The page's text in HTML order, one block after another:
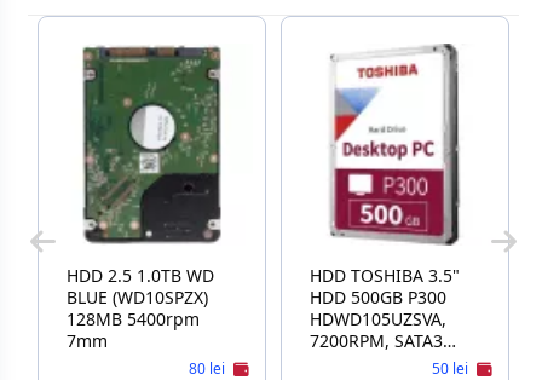
HDD 2.5 1.0TB WD
BLUE (WD10SPZX)
128MB 5400rpm
7mm
80 lei
HDD TOSHIBA 3.5"
HDD 500GB P300
HDWD105UZSVA,
7200RPM, SATA3
6GB/S, 64MB (HARD
50 lei